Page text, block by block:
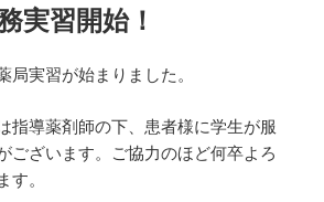
実習開始！
局実習が始まりました。
指導薬剤師の下、患者様に学生が服
ございます。ご協力のほど何卒よろ
す。